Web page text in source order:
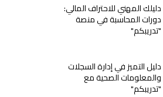
دليلك المهني للاحتراف المالي:
دورات المحاسبة في منصة
"تدريبكم"
دليل التميز في إدارة السجلات
والمعلومات الصحية مع
"تدريبكم"